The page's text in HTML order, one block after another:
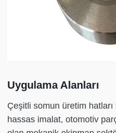
Uygulama Alanları
Çeşitli somun üretim
hassas imalat, otomotiv